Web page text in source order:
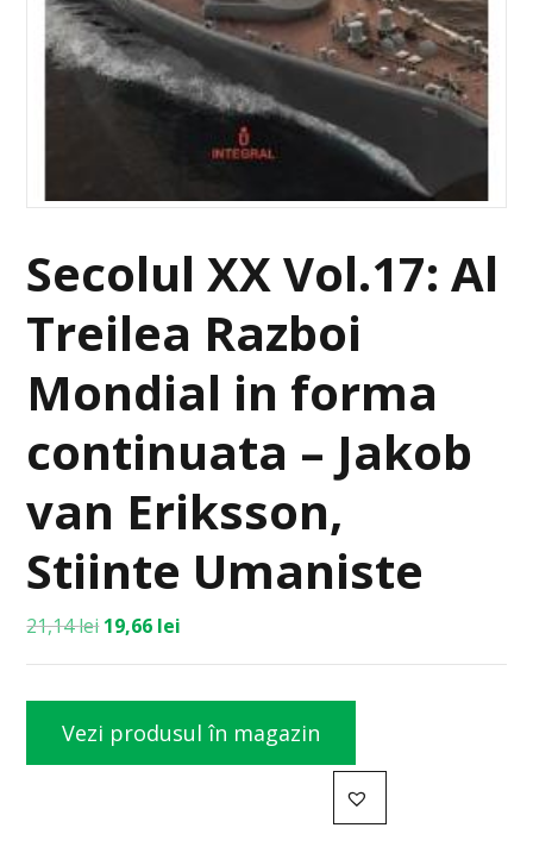
Secolul XX Vol.17: Al
Treilea Razboi
Mondial in forma
continuata – Jakob
van Eriksson,
Stiinte Umaniste
21,14lei 19,66 lei
Vezi produsul în magazin